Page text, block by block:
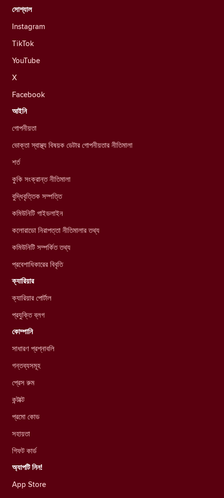
সোশ্যাল
Instagram
TikTok
YouTube
X
Facebook
আইনি
গোপনীয়তা
ভোক্তা স্বাস্থ্য বিষয়ক ডেটার গোপনীয়তার নীতিমালা
শর্ত
কুকি সংক্রান্ত নীতিমালা
বুদ্ধিবৃত্তিক সম্পত্তি
কমিউনিটি গাইডলাইন
কলোরাডো নিরাপত্তা নীতিমালার তথ্য
কমিউনিটি সম্পর্কিত তথ্য
প্রবেশাধিকারের বিবৃতি
ক্যারিয়ার
ক্যারিয়ার পোর্টাল
প্রযুক্তি ব্লগ
কোম্পানি
সাধারণ প্রশ্নাবলি
গন্তব্যসমূহ
প্রেস রুম
কন্টাক্ট
প্রমো কোড
সহায়তা
গিফট কার্ড
অ্যাপটি নিন!
App Store